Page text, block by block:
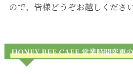
ので、皆様どうぞお越しください
HONEY BEE CAFE 営業時間変更